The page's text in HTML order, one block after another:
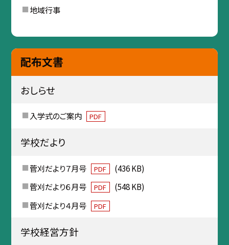
地域行事
配布文書
おしらせ
入学式のご案内 PDF
学校だより
菅刈だより７月号 PDF
(436 KB)
菅刈だより６月号
PDF
(548 KB)
菅刈だより４月号
PDF
学校経営方針